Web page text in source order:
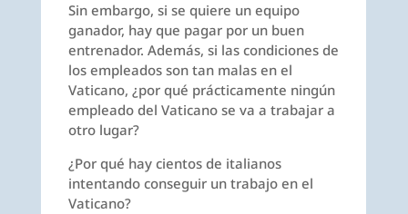
Sin embargo, si se quiere un equipo
ganador, hay que pagar por un buen
entrenador. Además, si las condiciones de
los empleados son tan malas en el
Vaticano, ¿por qué prácticamente ningún
empleado del Vaticano se va a trabajar a
otro lugar?
¿Por qué hay cientos de italianos
intentando conseguir un trabajo en el
Vaticano?